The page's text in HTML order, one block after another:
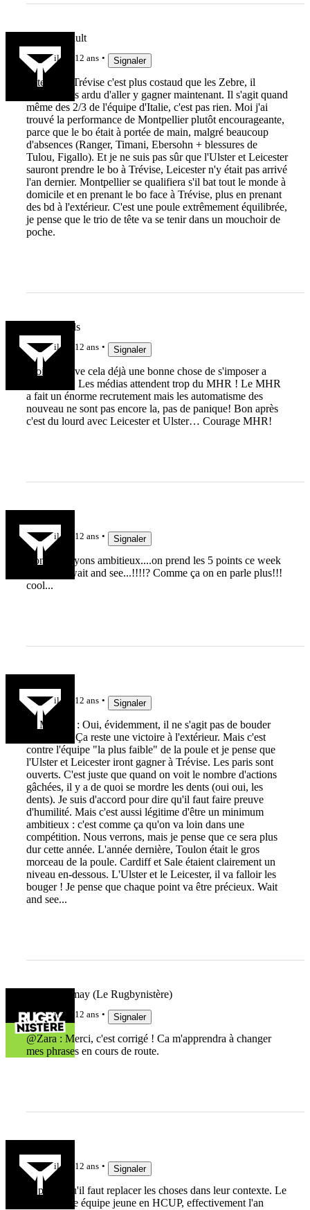
charlesjubault
il y a 12 ans Signaler
Attention, Trévise c'est plus costaud que les Zebre, il
devient plus ardu d'aller y gagner maintenant. Il s'agit quand
même des 2/3 de l'équipe d'Italie, c'est pas rien. Moi j'ai
trouvé la performance de Montpellier plutôt encourageante,
parce que le bo était à portée de main, malgré beaucoup
d'absences (Ranger, Timani, Ebersohn + blessures de
Tulou, Figallo). Et je ne suis pas sûr que l'Ulster et Leicester
sauront prendre le bo à Trévise, Leicester n'y était pas arrivé
l'an dernier. Montpellier se qualifiera s'il bat tout le monde à
domicile et en prenant le bo face à Trévise, plus en prenant
des bd à l'extérieur. C'est une poule extrêmement équilibrée,
je pense que le trio de tête va se tenir dans un mouchoir de
poche.
BlackDevils
il y a 12 ans Signaler
Moi je trouve cela déjà une bonne chose de s'imposer a
l'extérieur ! Les médias attendent trop du MHR ! Le MHR
a fait un énorme recrutement mais les automatisme des
nouveau ne sont pas encore la, pas de panique! Bon après
c'est du lourd avec Leicester et Ulster… Courage MHR!
il y a 12 ans Signaler
Bon ok, soyons ambitieux....on prend les 5 points ce week
end et on wait and see...!!!!? Comme ça on en parle plus!!!
cool...
il y a 12 ans Signaler
@ Mr Rov : Oui, évidemment, il ne s'agit pas de bouder
son plaisir. Ça reste une victoire à l'extérieur. Mais c'est
contre l'équipe "la plus faible" de la poule et je pense que
l'Ulster et Leicester iront gagner à Trévise. Les paris sont
ouverts. C'est juste que quand on voit le nombre d'actions
gâchées, il y a de quoi se mordre les dents (oui oui, les
dents). Je suis d'accord pour dire qu'il faut faire preuve
d'humilité. Mais c'est aussi légitime d'être un minimum
ambitieux : c'est comme ça qu'on va loin dans une
compétition. Nous verrons, mais je pense que ce sera plus
dur cette année. L'année dernière, Toulon était le gros
morceau de la poule. Cardiff et Sale étaient clairement un
niveau en-dessous. L'Ulster et le Leicester, il va falloir les
bouger ! Je pense que chaque point va être précieux. Wait
and see...
Riwan Demay (Le Rugbynistère)
il y a 12 ans Signaler
@Zara : Merci, c'est corrigé ! Ca m'apprendra à changer
mes phrases en cours de route.
il y a 12 ans Signaler
Je pense qu'il faut replacer les choses dans leur contexte. Le
Mhr est une équipe jeune en HCUP, effectivement l'an